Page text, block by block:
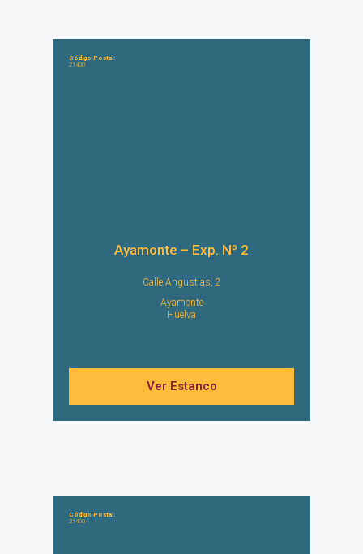
Código Postal:
21400
Ayamonte – Exp. Nº 2
Calle Angustias, 2
Ayamonte
Huelva
Ver Estanco
Código Postal:
21400